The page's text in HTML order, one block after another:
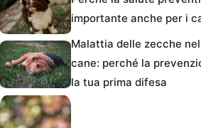
importante anche per i
Malattia delle zecche nel
cane: perché la
la tua prima difesa